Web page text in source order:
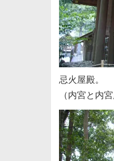
忌火屋殿。
（内宮と内